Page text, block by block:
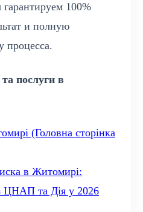
100%
и полную
процесса.
послуги в
(Головна сторінка
в Житомирі:
ЦНАП та Дія у 2026